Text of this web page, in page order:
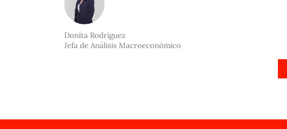
Donita Rodríguez
Jefa de Análisis Macroeconómico